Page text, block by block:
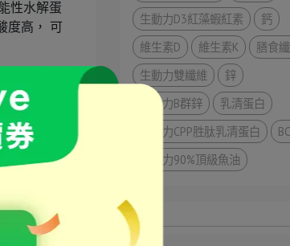
性水解蛋
度高， 可
，能幫助
生動力D3紅藻蝦紅素
鈣
維生素D
維生素K
膳食
生動力雙纖維
鋅
生動力B群鋅
乳清蛋白
生動力CPP胜肽乳清蛋白
生動力90%頂級魚油